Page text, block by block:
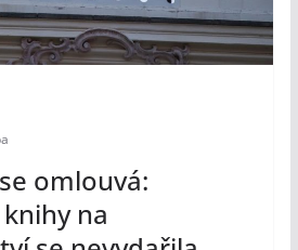
omlouvá:
na